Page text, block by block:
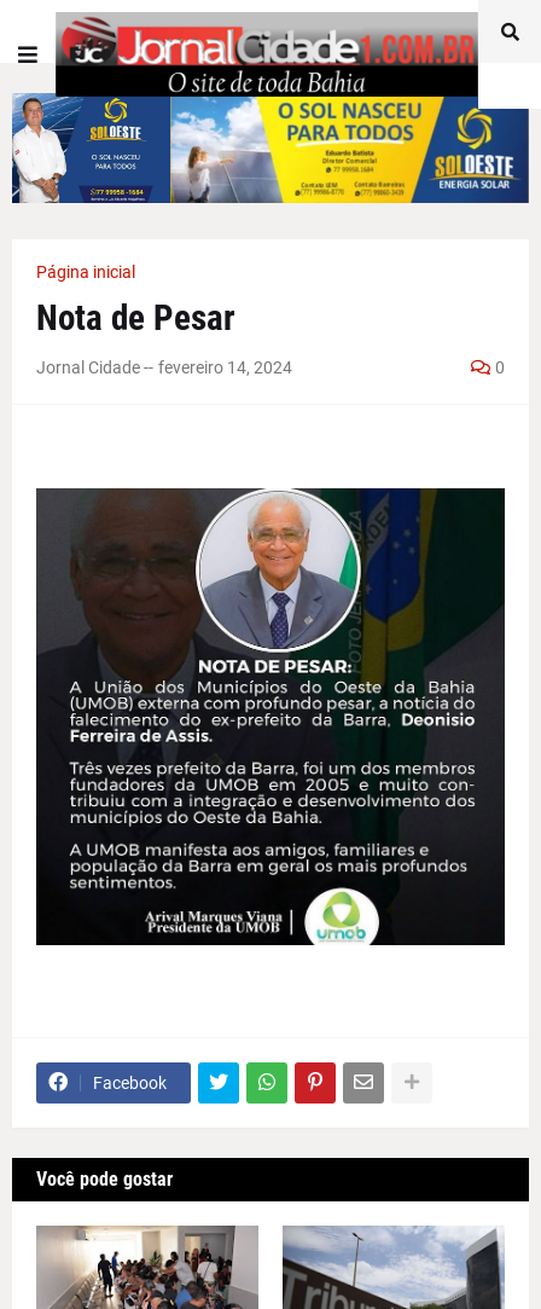
Página inicial
Nota de Pesar
Jornal Cidade -- fevereiro 14, 2024 0
Facebook
Você pode gostar